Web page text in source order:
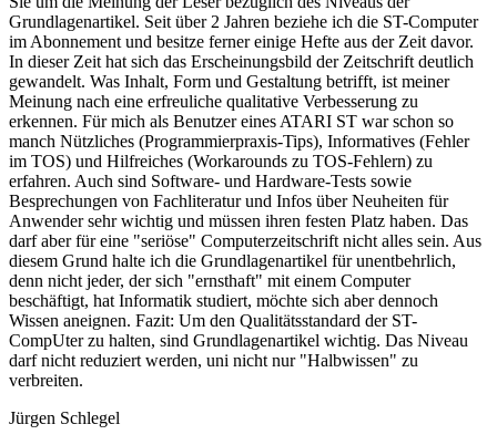
Grundlagenartikel. Seit über 2 Jahren beziehe ich die ST-Computer
im Abonnement und besitze ferner einige Hefte aus der Zeit davor.
In dieser Zeit hat sich das Erscheinungsbild der Zeitschrift deutlich
gewandelt. Was Inhalt, Form und Gestaltung betrifft, ist meiner
Meinung nach eine erfreuliche qualitative Verbesserung zu
erkennen. Für mich als Benutzer eines ATARI ST war schon so
manch Nützliches (Programmierpraxis-Tips), Informatives (Fehler
im TOS) und Hilfreiches (Workarounds zu TOS-Fehlern) zu
erfahren. Auch sind Software- und Hardware-Tests sowie
Besprechungen von Fachliteratur und Infos über Neuheiten für
Anwender sehr wichtig und müssen ihren festen Platz haben. Das
darf aber für eine "seriöse" Computerzeitschrift nicht alles sein. Aus
diesem Grund halte ich die Grundlagenartikel für unentbehrlich,
denn nicht jeder, der sich "ernsthaft" mit einem Computer
beschäftigt, hat Informatik studiert, möchte sich aber dennoch
Wissen aneignen. Fazit: Um den Qualitätsstandard der ST-
CompUter zu halten, sind Grundlagenartikel wichtig. Das Niveau
darf nicht reduziert werden, uni nicht nur "Halbwissen" zu
verbreiten.
Jürgen Schlegel